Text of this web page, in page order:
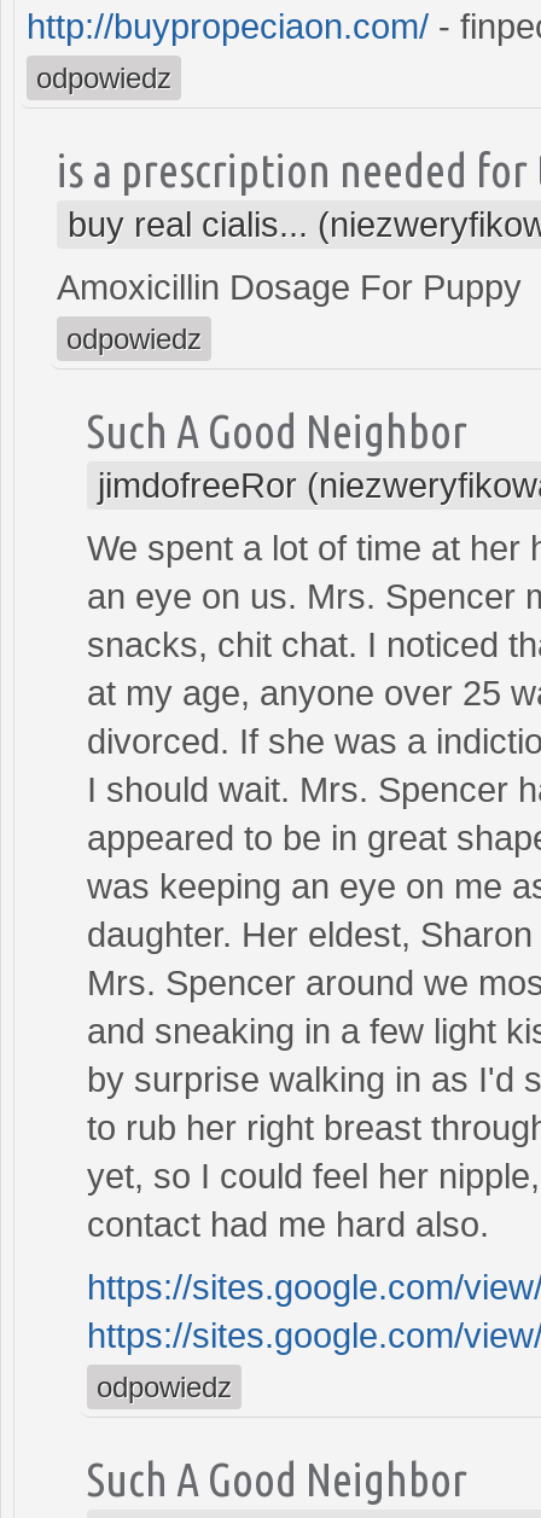
http://buypropeciaon.com/ -
odpowiedz
is a prescription needed
buy real cialis...
Amoxicillin Dosage For Puppy
odpowiedz
Such A Good Neighbor
jimdofreeRor
We spent a lot of time at her
an eye on us. Mrs. Spencer
snacks, chit chat. I noticed
at my age, anyone over 25
divorced. If she was a
I should wait. Mrs. Spencer
appeared to be in great
was keeping an eye on me
daughter. Her eldest,
Mrs. Spencer around we
and sneaking in a few light
by surprise walking in as I'd
to rub her right breast
yet, so I could feel her
contact had me hard also.
https://sites.google.com/
https://sites.google.com/
odpowiedz
Such A Good Neighbor